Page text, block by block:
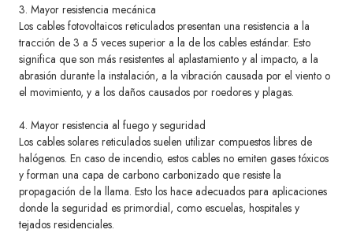
3. Mayor resistencia mecánica
Los cables fotovoltaicos reticulados presentan una resistencia a la
tracción de 3 a 5 veces superior a la de los cables estándar. Esto
significa que son más resistentes al aplastamiento y al impacto, a la
abrasión durante la instalación, a la vibración causada por el viento o
el movimiento, y a los daños causados por roedores y plagas.
4. Mayor resistencia al fuego y seguridad
Los cables solares reticulados suelen utilizar compuestos libres de
halógenos. En caso de incendio, estos cables no emiten gases tóxicos
y forman una capa de carbono carbonizado que resiste la
propagación de la llama. Esto los hace adecuados para aplicaciones
donde la seguridad es primordial, como escuelas, hospitales y
tejados residenciales.